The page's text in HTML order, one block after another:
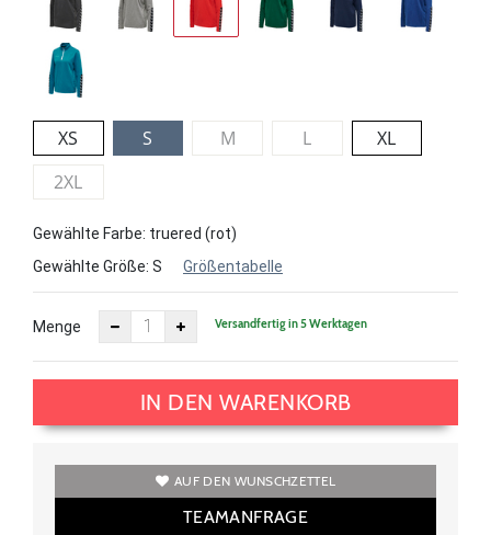
XS S M L
XL
2XL
Gewählte Farbe: truered (rot)
Gewählte Größe: S Größentabelle
Menge Versandfertig in 5 Werktagen
IN DEN WARENKORB
AUF DEN WUNSCHZETTEL
TEAMANFRAGE